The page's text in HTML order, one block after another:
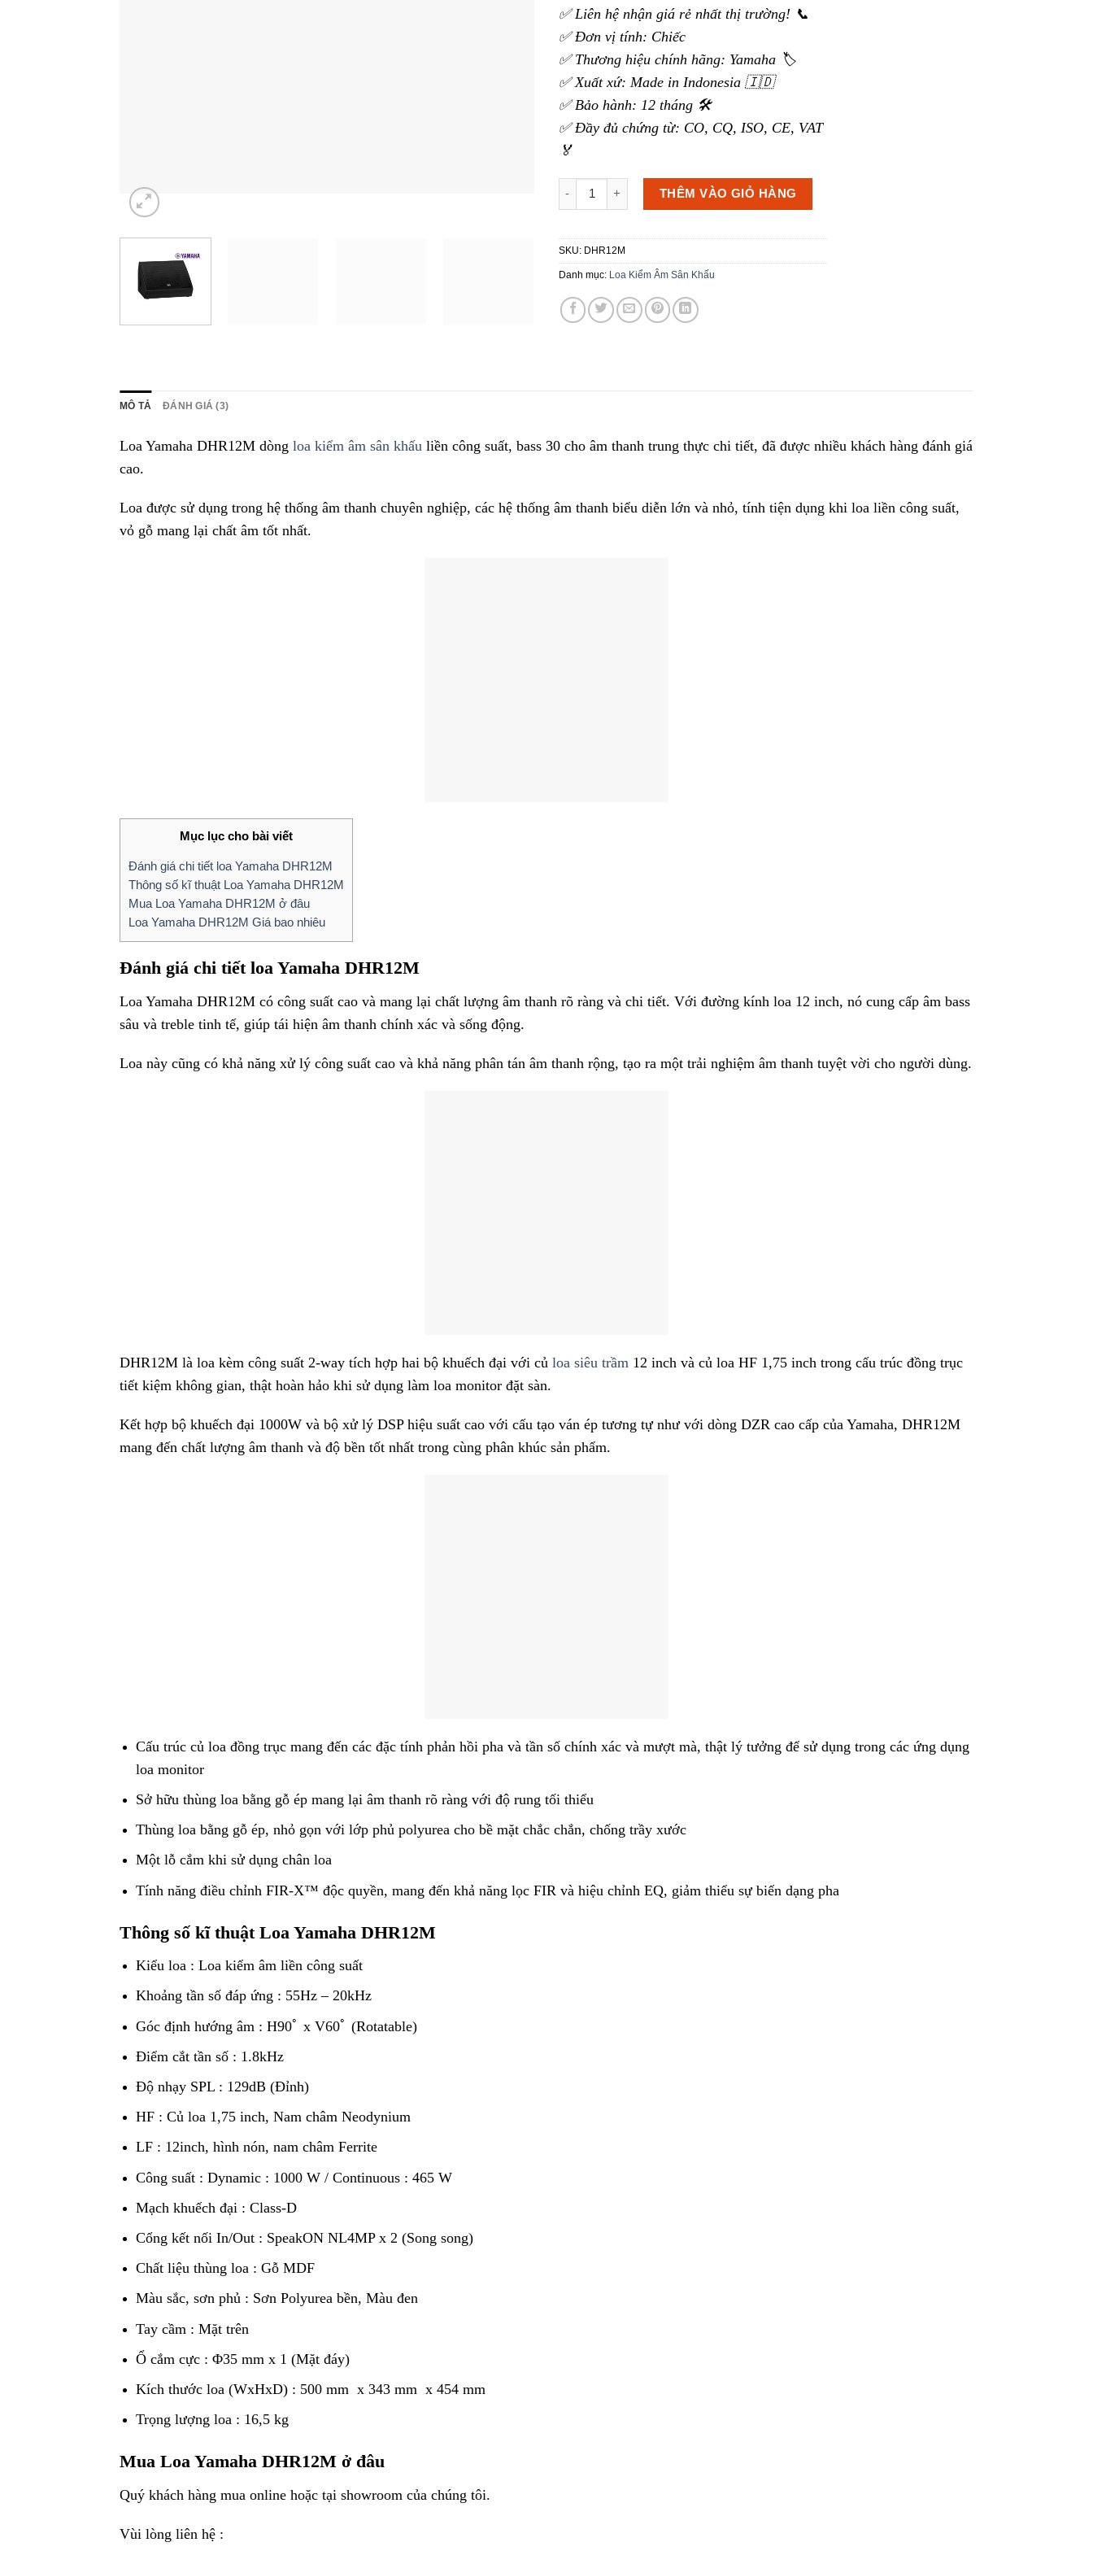
✅ Liên hệ nhận giá rẻ nhất thị trường! 📞
✅ Đơn vị tính: Chiếc
✅ Thương hiệu chính hãng: Yamaha 🏷️
✅ Xuất xứ: Made in Indonesia 🇮🇩
✅ Bảo hành: 12 tháng 🛠️
✅ Đầy đủ chứng từ: CO, CQ, ISO, CE, VAT
🏅
Loa Kiểm Âm Sân Khấu Yamaha DHR12M số lượng
THÊM VÀO GIỎ HÀNG
SKU: DHR12M
Danh mục: Loa Kiểm Âm Sân Khấu
MÔ TẢ ĐÁNH GIÁ (3)
Loa Yamaha DHR12M dòng loa kiểm âm sân khấu liền công suất, bass 30 cho âm thanh trung thực chi tiết, đã được nhiều khách hàng đánh giá
cao.
Loa được sử dụng trong hệ thống âm thanh chuyên nghiệp, các hệ thống âm thanh biểu diễn lớn và nhỏ, tính tiện dụng khi loa liền công suất,
vỏ gỗ mang lại chất âm tốt nhất.
Mục lục cho bài viết
Đánh giá chi tiết loa Yamaha DHR12M
Thông số kĩ thuật Loa Yamaha DHR12M
Mua Loa Yamaha DHR12M ở đâu
Loa Yamaha DHR12M Giá bao nhiêu
Đánh giá chi tiết loa Yamaha DHR12M
Loa Yamaha DHR12M có công suất cao và mang lại chất lượng âm thanh rõ ràng và chi tiết. Với đường kính loa 12 inch, nó cung cấp âm bass
sâu và treble tinh tế, giúp tái hiện âm thanh chính xác và sống động.
Loa này cũng có khả năng xử lý công suất cao và khả năng phân tán âm thanh rộng, tạo ra một trải nghiệm âm thanh tuyệt vời cho người dùng.
DHR12M là loa kèm công suất 2-way tích hợp hai bộ khuếch đại với củ loa siêu trầm 12 inch và củ loa HF 1,75 inch trong cấu trúc đồng trục
tiết kiệm không gian, thật hoàn hảo khi sử dụng làm loa monitor đặt sàn.
Kết hợp bộ khuếch đại 1000W và bộ xử lý DSP hiệu suất cao với cấu tạo ván ép tương tự như với dòng DZR cao cấp của Yamaha, DHR12M
mang đến chất lượng âm thanh và độ bền tốt nhất trong cùng phân khúc sản phẩm.
Cấu trúc củ loa đồng trục mang đến các đặc tính phản hồi pha và tần số chính xác và mượt mà, thật lý tưởng để sử dụng trong các ứng dụng
loa monitor
Sở hữu thùng loa bằng gỗ ép mang lại âm thanh rõ ràng với độ rung tối thiểu
Thùng loa bằng gỗ ép, nhỏ gọn với lớp phủ polyurea cho bề mặt chắc chắn, chống trầy xước
Một lỗ cắm khi sử dụng chân loa
Tính năng điều chỉnh FIR-X™ độc quyền, mang đến khả năng lọc FIR và hiệu chỉnh EQ, giảm thiểu sự biến dạng pha
Thông số kĩ thuật Loa Yamaha DHR12M
Kiểu loa : Loa kiểm âm liền công suất
Khoảng tần số đáp ứng : 55Hz – 20kHz
Góc định hướng âm : H90ﾟ x V60ﾟ (Rotatable)
Điểm cắt tần số : 1.8kHz
Độ nhạy SPL : 129dB (Đỉnh)
HF : Củ loa 1,75 inch, Nam châm Neodynium
LF : 12inch, hình nón, nam châm Ferrite
Công suất : Dynamic : 1000 W / Continuous : 465 W
Mạch khuếch đại : Class-D
Cổng kết nối In/Out : SpeakON NL4MP x 2 (Song song)
Chất liệu thùng loa : Gỗ MDF
Màu sắc, sơn phủ : Sơn Polyurea bền, Màu đen
Tay cầm : Mặt trên
Ổ cắm cực : Φ35 mm x 1 (Mặt đáy)
Kích thước loa (WxHxD) : 500 mm x 343 mm x 454 mm
Trọng lượng loa : 16,5 kg
Mua Loa Yamaha DHR12M ở đâu
Quý khách hàng mua online hoặc tại showroom của chúng tôi.
Vùi lòng liên hệ :